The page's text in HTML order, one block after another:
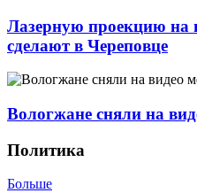
Лазерную проекцию на
сделают в Череповце
Вологжане сняли на
Политика
Больше